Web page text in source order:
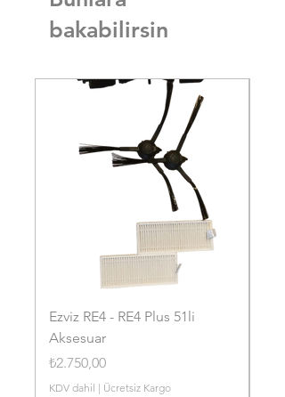
bakabilirsin
Ezviz RE4 - RE4 Plus 51li
Aksesuar
Fiyat
₺2.750,00
KDV dahil | Ücretsiz Kargo